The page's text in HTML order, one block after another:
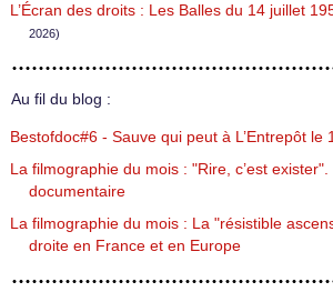
L’Écran des droits : Les Balles du 14 juillet
2026)
Au fil du blog :
Bestofdoc#6 - Sauve qui peut à L’Entrepôt le
La filmographie du mois : "Rire, c’est exister".
documentaire
La filmographie du mois : La "résistible
droite en France et en Europe